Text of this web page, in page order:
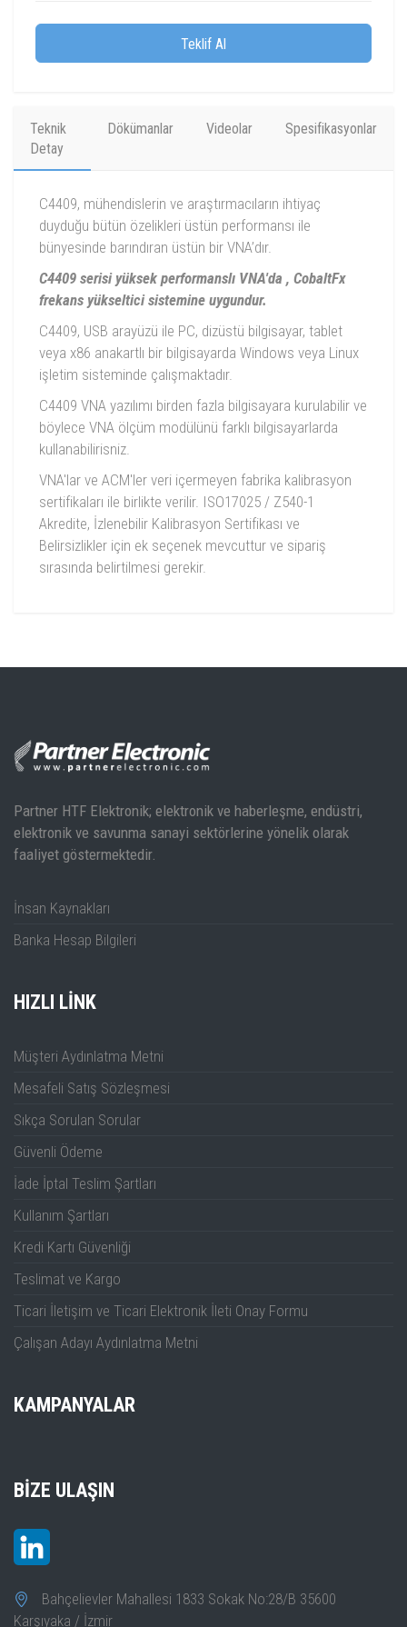
Teklif Al
Teknik
Detay
Dökümanlar Videolar Spesifikasyonlar
C4409, mühendislerin ve araştırmacıların ihtiyaç
duyduğu bütün özelikleri üstün performansı ile
bünyesinde barındıran üstün bir VNA’dır.
C4409 serisi yüksek performanslı VNA'da , CobaltFx
frekans yükseltici sistemine uygundur.
C4409, USB arayüzü ile PC, dizüstü bilgisayar, tablet
veya x86 anakartlı bir bilgisayarda Windows veya Linux
işletim sisteminde çalışmaktadır.
C4409 VNA yazılımı birden fazla bilgisayara kurulabilir ve
böylece VNA ölçüm modülünü farklı bilgisayarlarda
kullanabilirisniz.
VNA'lar ve ACM'ler veri içermeyen fabrika kalibrasyon
sertifikaları ile birlikte verilir. ISO17025 / Z540-1
Akredite, İzlenebilir Kalibrasyon Sertifikası ve
Belirsizlikler için ek seçenek mevcuttur ve sipariş
sırasında belirtilmesi gerekir.
Dinamik Aralığı
Çıkış gücü ayarlama aralığı - 60 dBm 'den
Frekans ayarlama hassasiyeti
Tarama Gürlütü büyüklüğü
yükseltici sistemine uygundur.
Cobalt Serisi Detaylı Teknik Dökümanı
Cobalt Serisi Tanıtım Videosu
Partner HTF Elektronik; elektronik ve haberleşme, endüstri,
elektronik ve savunma sanayi sektörlerine yönelik olarak
faaliyet göstermektedir.
İnsan Kaynakları
Banka Hesap Bilgileri
HIZLI LINK
Müşteri Aydınlatma Metni
Mesafeli Satış Sözleşmesi
Sıkça Sorulan Sorular
Güvenli Ödeme
İade İptal Teslim Şartları
Kullanım Şartları
Kredi Kartı Güvenliği
Teslimat ve Kargo
Ticari İletişim ve Ticari Elektronik İleti Onay Formu
Çalışan Adayı Aydınlatma Metni
KAMPANYALAR
BIZE ULAŞIN
Bahçelievler Mahallesi 1833 Sokak No:28/B 35600
Karşıyaka / İzmir